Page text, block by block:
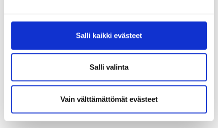
Salli kaikki evästeet
Salli valinta
Vain välttämättömät evästeet